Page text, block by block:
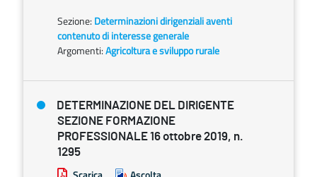
Sezione: Determinazioni dirigenziali aventi
contenuto di interesse generale
Argomenti:Agricoltura e sviluppo rurale
DETERMINAZIONE DEL DIRIGENTE
SEZIONE FORMAZIONE
PROFESSIONALE 16 ottobre 2019, n.
1295